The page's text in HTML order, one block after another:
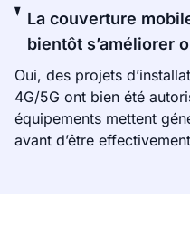
La couverture
bientôt s’améliorer
Oui, des projets
4G/5G ont bien été
équipements mettent
avant d’être